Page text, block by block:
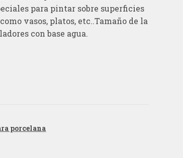
para pintar sobre superficies
vasos, platos, etc..Tamaño de la
con base agua.
porcelana